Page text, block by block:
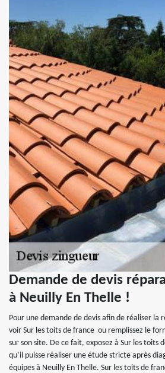
Demande de devis
à Neuilly En Thelle !
Pour une demande de devis afin de réaliser la
voir Sur les toits de france ou remplissez le
sur son site. De ce fait, exposez à Sur les toits
qu’il puisse réaliser une étude stricte après
équipes à Neuilly En Thelle. Sur les toits de